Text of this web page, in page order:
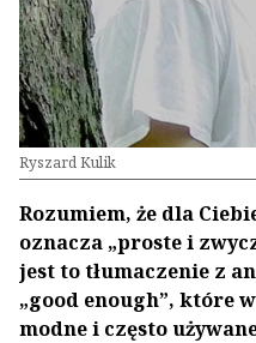
Ryszard Kulik
Rozumiem, że dla
oznacza „proste i
jest to tłumaczenie z
„good enough”, które
modne i często